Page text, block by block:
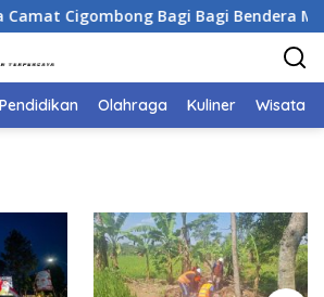
Bagi Bagi Bendera Merah
Pendidikan Olahraga Kuliner Wisata